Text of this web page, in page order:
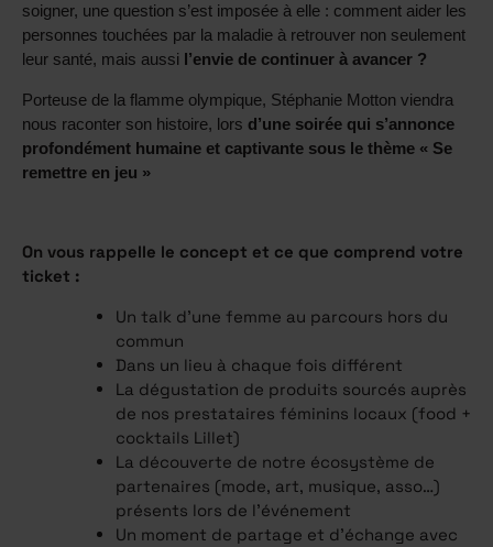
soigner, une question s’est imposée à elle : comment aider les
personnes touchées par la maladie à retrouver non seulement
leur santé, mais aussi l’envie de continuer à avancer ?
Porteuse de la flamme olympique, Stéphanie Motton viendra
nous raconter son histoire, lors d’une soirée qui s’annonce
profondément humaine et captivante sous le thème « Se
remettre en jeu »
On vous rappelle le concept et ce que comprend votre
ticket :
Un talk d’une femme au parcours hors du
commun
Dans un lieu à chaque fois différent
La dégustation de produits sourcés auprès
de nos prestataires féminins locaux (food +
cocktails Lillet)
La découverte de notre écosystème de
partenaires (mode, art, musique, asso…)
présents lors de l'événement
Un moment de partage et d’échange avec